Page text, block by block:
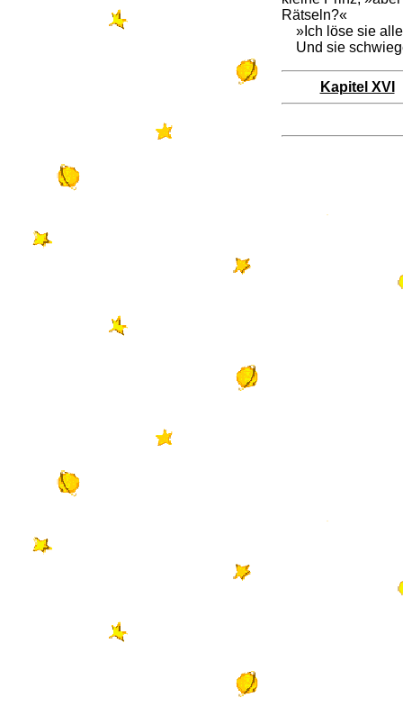
Rätseln?«
»Ich löse sie
Und sie
Kapitel XVI